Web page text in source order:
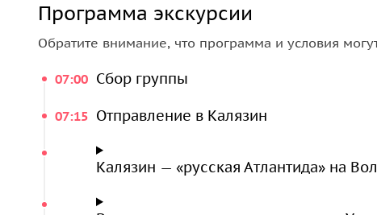
Программа экскурсии
Обратите внимание, что программа и условия
07:00 Сбор группы
07:15 Отправление в Калязин
Калязин — «русская Атлантида» на